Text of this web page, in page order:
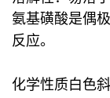
氨基磺酸是偶
反应。
化学性质白色